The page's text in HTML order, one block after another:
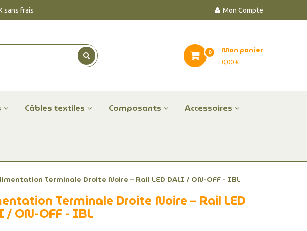
Mon Compte
sans frais
Mon panier
0,00 €
0
Câbles textiles Composants Accessoires
Terminale Droite Noire – Rail LED DALI / ON-OFF - IBL
Terminale Droite Noire – Rail LED
/ ON-OFF - IBL